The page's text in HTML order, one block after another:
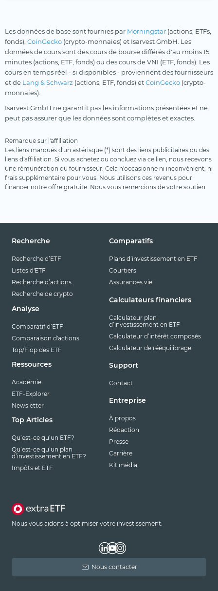
Les données de base sont fournies par Morningstar (actions, ETFs,
fonds), CoinGecko (crypto-monnaies) et Isarvest GmbH. Les
données de cours sont des cours de bourse différés d'au moins 15
minutes (actions, ETF, fonds) ou des cours de VNI (ETF, fonds). Les
cours en temps réel - si disponibles - proviennent des fournisseurs
et de Lang & Schwarz (actions, ETF, fonds) etCoinGecko (crypto-
monnaies).
Isarvest GmbH ne garantit pas les informations présentées et ne
peut pas assurer que les données sont complètes et exactes.
Remarque sur l'affiliation
Les liens marqués d'un astérisque (*) sont des liens publicitaires ou des
liens d'affiliation. Si vous achetez ou concluez via ce lien, nous recevons
une rémunération du fournisseur. Cela n'occasionne ni inconvénient, ni
frais supplémentaire pour vous. Nous utilisons ces revenus pour
financer notre offre gratuite. Nous vous remercions de votre soutien.
Recherche
Recherche d’ETF
Listes d'ETF
Recherche d’actions
Recherche de crypto
Analyse
Comparatif d’ETF
Comparaison d'actions
Top/Flop des ETF
Ressources
Académie
ETF-Explorer
Newsletter
Top Articles
Qu’est-ce qu’un ETF?
Qu’est-ce qu’un plan
d’investissement en ETF?
Impôts et ETF
Comparatifs
Plans d’investissement en ETF
Courtiers
Assurances vie
Calculateurs financiers
Calculateur plan
d’investissement en ETF
Calculateur d’intérêt composés
Calculateur de rééquilibrage
Support
Contact
Entreprise
À propos
Rédaction
Presse
Carrière
Kit média
Nous vous aidons à optimiser votre investissement.
Nous contacter